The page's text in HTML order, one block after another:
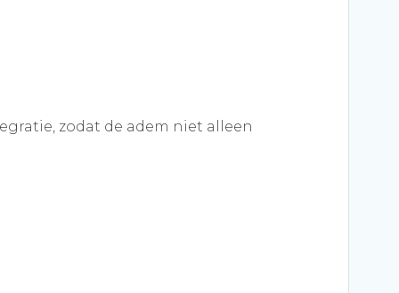
zodat de adem niet alleen